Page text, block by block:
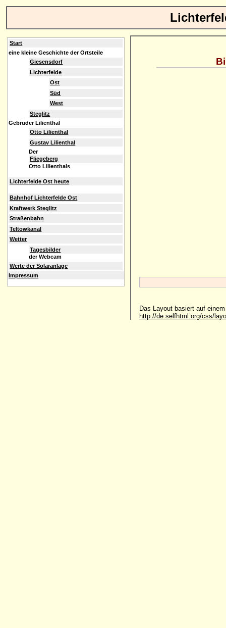
Das Layout basiert auf
http://de.selfhtml.org/css/
Start
eine kleine Geschichte der Ortsteile
Giesensdorf
Lichterfelde
Ost
Süd
West
Steglitz
Gebrüder Lilienthal
Otto Lilienthal
Gustav Lilienthal
Der
Fliegeberg
Otto Lilienthals
Lichterfelde Ost heute
Bahnhof Lichterfelde Ost
Kraftwerk Steglitz
Straßenbahn
Teltowkanal
Wetter
Tagesbilder
der Webcam
Werte der Solaranlage
Impressum